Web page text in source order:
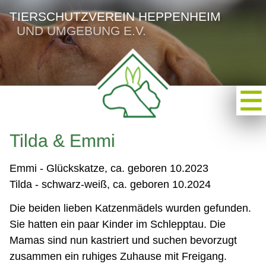
TIERSCHUTZVEREIN HEPPENHEIM
UND UMGEBUNG E.V.
Tilda & Emmi
Emmi - Glückskatze, ca. geboren 10.2023
Tilda - schwarz-weiß, ca. geboren 10.2024
Die beiden lieben Katzenmädels wurden gefunden.
Sie hatten ein paar Kinder im Schlepptau. Die
Mamas sind nun kastriert und suchen bevorzugt
zusammen ein ruhiges Zuhause mit Freigang.